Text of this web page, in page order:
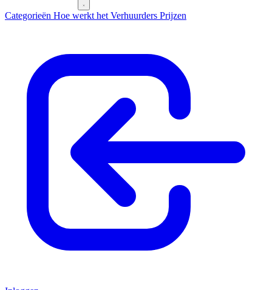
Categorieën Hoe werkt het Verhuurders Prijzen